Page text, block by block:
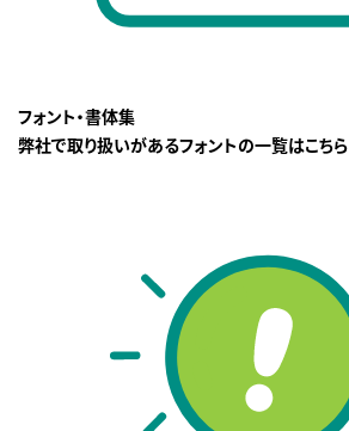
フォント・書体集
弊社で取り扱いがあるフォントの一覧はこちら